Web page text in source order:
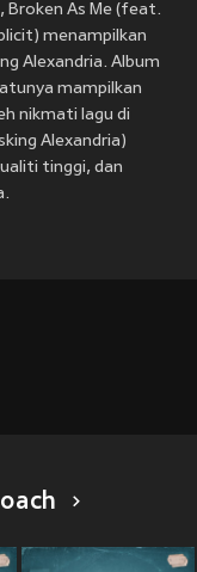
Broken As Me (feat.
menampilkan
Alexandria. Album
mampilkan
nikmati lagu di
Alexandria)
tinggi, dan